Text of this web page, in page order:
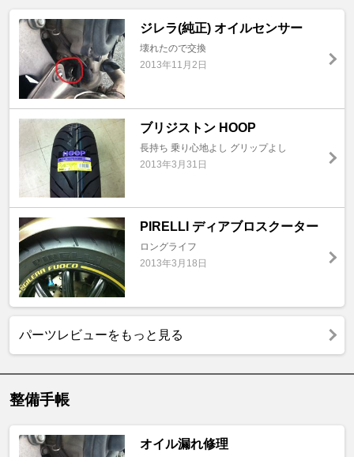
ジレラ(純正) オイルセンサー
壊れたので交換
2013年11月2日
ブリジストン HOOP
長持ち 乗り心地よし グリップよし
2013年3月31日
PIRELLI ディアブロスクーター
ロングライフ
2013年3月18日
パーツレビューをもっと見る
整備手帳
オイル漏れ修理